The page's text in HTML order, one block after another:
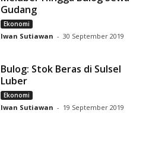
Gudang
Ekonomi
Iwan Sutiawan - 30 September 2019
Bulog: Stok Beras di Sulsel
Luber
Ekonomi
Iwan Sutiawan - 19 September 2019